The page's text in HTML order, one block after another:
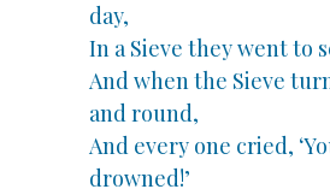
day,
In a Sieve they went to
And when the Sieve
and round,
And every one cried,
drowned!’